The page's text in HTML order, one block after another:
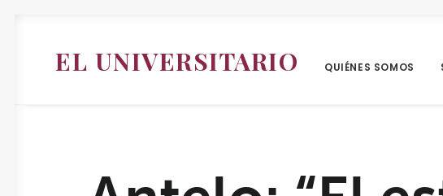
EL UNIVERSITARIO QUIÉNES SOMOS